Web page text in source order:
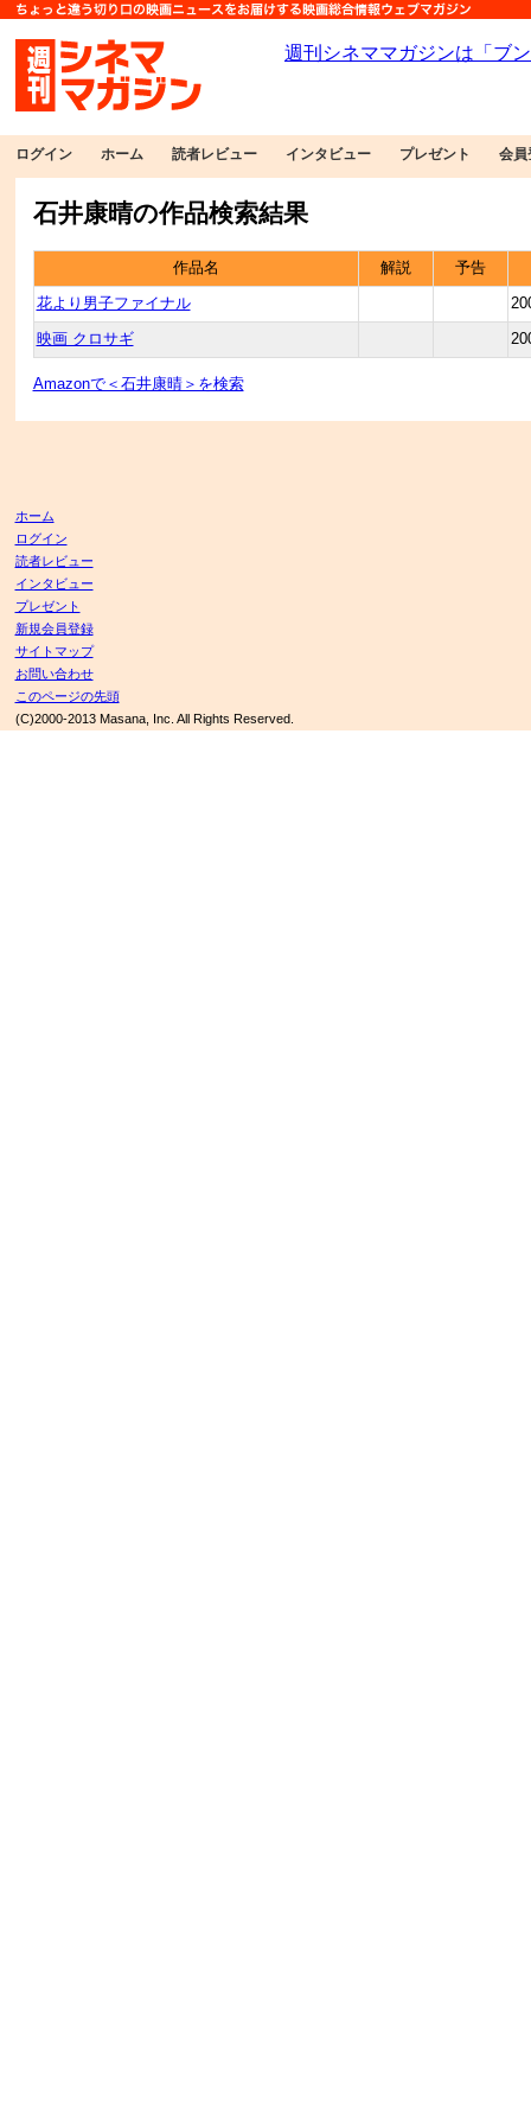
ログイン ホーム 読者レビュー インタビュー プレゼント 会員
石井康晴の作品検索結果
作品名 解説 予告
花より男子ファイナル
映画 クロサギ
Amazonで＜石井康晴＞を検索
ホーム
ログイン
読者レビュー
インタビュー
プレゼント
新規会員登録
サイトマップ
お問い合わせ
このページの先頭
(C)2000-2013 Masana, Inc. All Rights Reserved.